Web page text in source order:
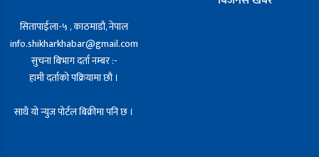
सितापाईला-५ , काठमाडौ, नेपाल
info.shikharkhabar@gmail.com
सुचना बिभाग दर्ता नम्बर :-
हामी दर्ताको पक्रियामा छौ ।
साथै यो न्युज पोर्टल बिक्रीमा पनि छ ।